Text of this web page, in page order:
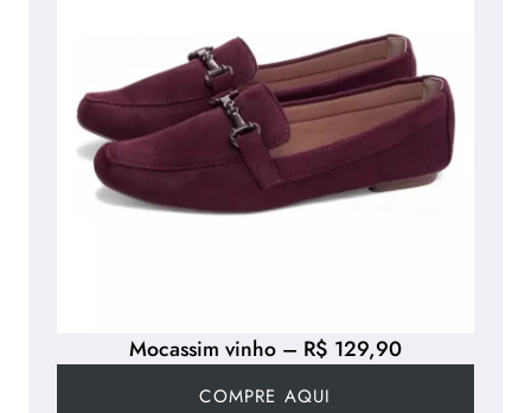
Mocassim vinho – R$ 129,90
COMPRE AQUI